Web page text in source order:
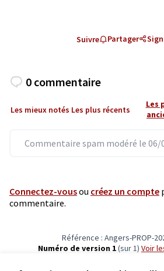
Suivre Partager
0 commentaire
Les mieux notés Les plus récents
Les
Commentaire spam modéré le 06/
Connectez-vousou créez un compte
commentaire.
Référence : Angers-PROP-
Numéro de version 1(sur 1)
voir